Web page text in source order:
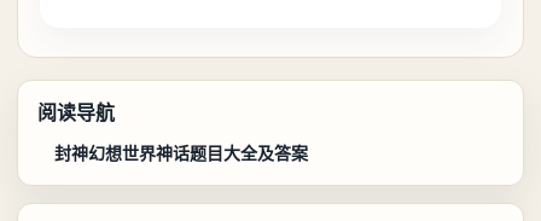
阅读导航
封神幻想世界神话题目大全及答案